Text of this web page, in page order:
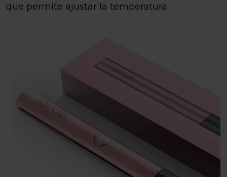
que permite ajustar la temperatura.